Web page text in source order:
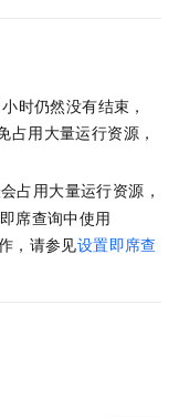
小时仍然没有结束，
占用大量运行资源，
占用大量运行资源，
席查询中使用
，请参见设置即席查